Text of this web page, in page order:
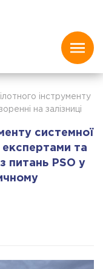
інструменту
на залізниці
системної
експертами та
питань PSO у